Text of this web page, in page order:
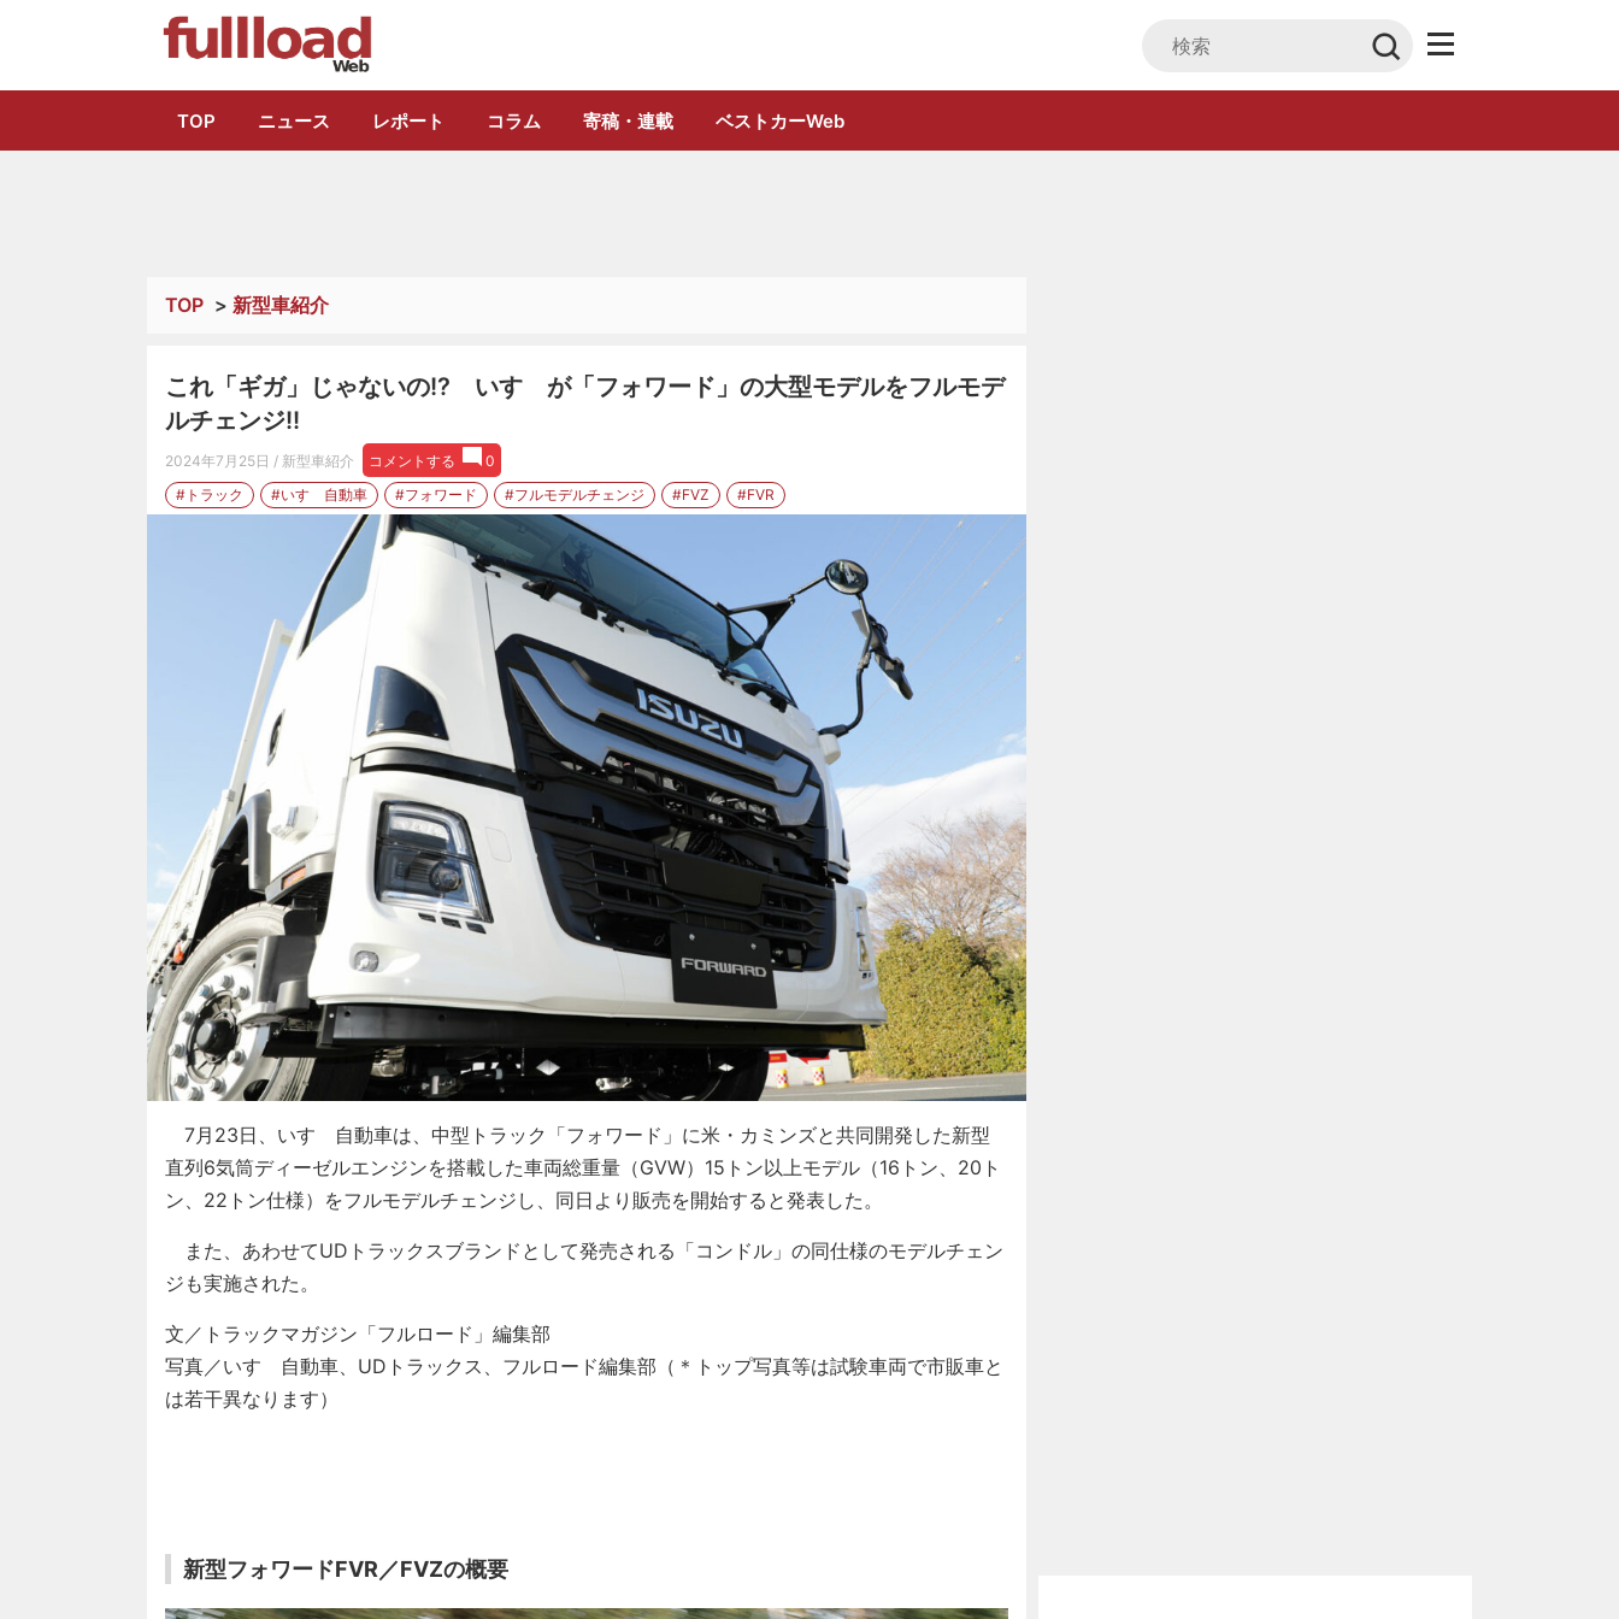
TOP ニュース レポート コラム 寄稿・連載 ベストカーWeb
TOP > 新型車紹介
これ「ギガ」じゃないの!? いすゞが「フォワード」の大型モデルをフルモデ
ルチェンジ!!
2024年7月25日 / 新型車紹介 コメントする
0
#トラック
#いすゞ自動車 #フォワード #フルモデルチェンジ #FVZ #FVR
7月23日、いすゞ自動車は、中型トラック「フォワード」に米・カミンズと共同開発した新型
直列6気筒ディーゼルエンジンを搭載した車両総重量（GVW）15トン以上モデル（16トン、20ト
ン、22トン仕様）をフルモデルチェンジし、同日より販売を開始すると発表した。
また、あわせてUDトラックスブランドとして発売される「コンドル」の同仕様のモデルチェン
ジも実施された。
文／トラックマガジン「フルロード」編集部
写真／いすゞ自動車、UDトラックス、フルロード編集部（＊トップ写真等は試験車両で市販車と
は若干異なります）
新型フォワードFVR／FVZの概要